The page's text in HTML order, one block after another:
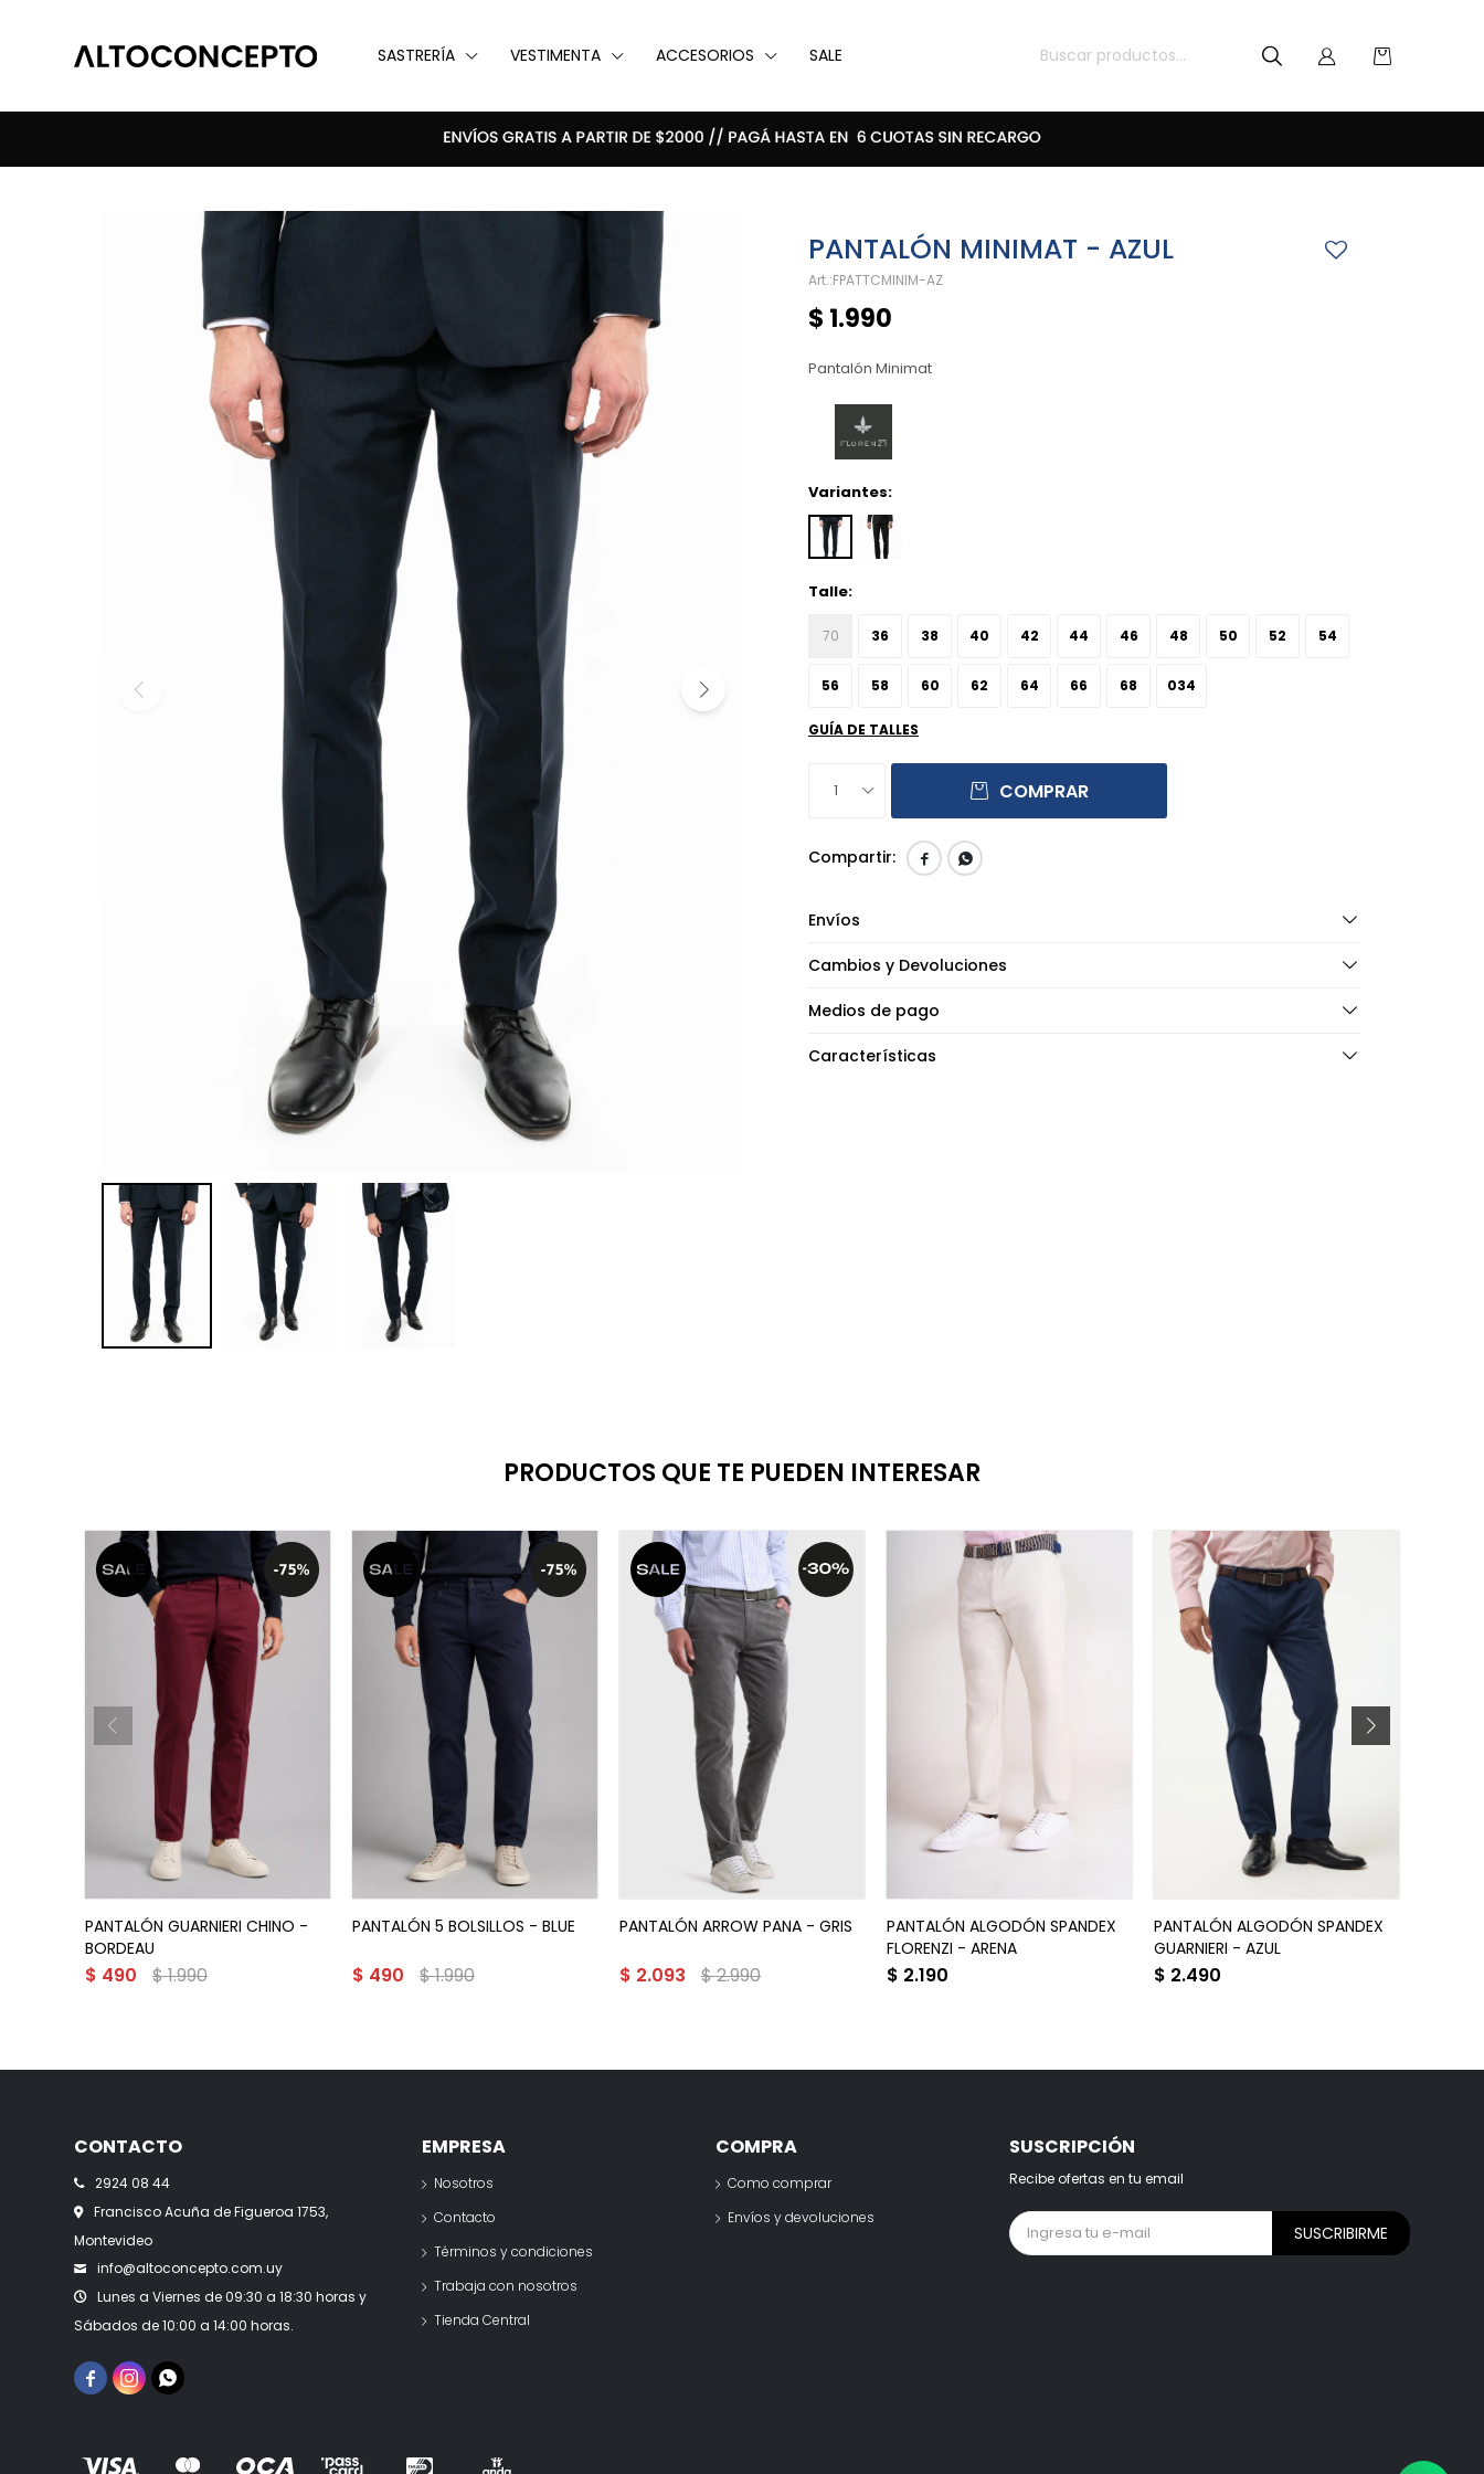
SASTRERÍA VESTIMENTA ACCESORIOS SALE
PANTALÓN MINIMAT - AZUL
FPATTCMINIM-AZ
$ 1.990
Pantalón Minimat
Variantes:
Talle:
70 36 38 40 42 44 46 48 50 52 54
56 58 60 62 64 66 68 034
GUÍA DE TALLES
1 COMPRAR
 
Envíos
Cambios y Devoluciones
Medios de pago
Características
PRODUCTOS QUE TE PUEDEN INTERESAR
PANTALÓN GUARNIERI CHINO -
BORDEAU
$ 490 $1.990
PANTALÓN 5 BOLSILLOS - BLUE
$ 490 $1.990
PANTALÓN ARROW PANA - GRIS
$ 2.093 $2.990
PANTALÓN ALGODÓN SPANDEX
FLORENZI - ARENA
$ 2.190
PANTALÓN ALGODÓN SPANDEX
GUARNIERI - AZUL
$ 2.490
CONTACTO
2924 08 44
Francisco Acuña de Figueroa 1753,
Montevideo
info@altoconcepto.com.uy
Lunes a Viernes de 09:30 a 18:30 horas y
Sábados de 10:00 a 14:00 horas.
  
EMPRESA
Nosotros
Contacto
Términos y condiciones
Trabaja con nosotros
Tienda Central
COMPRA
Como comprar
Envíos y devoluciones
SUSCRIPCIÓN
Recibe ofertas en tu email
SUSCRIBIRME